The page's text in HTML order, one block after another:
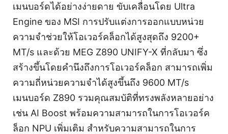
เมนบอร์ดได้อย่างง่ายดาย ขับเคลื่อนโดย Ultra
Engine ของ MSI การปรับแต่งการออกแบบหน่วย
ความจำช่วยให้โอเวอร์คล็อกได้สูงสุดถึง 9200+
MT/s และด้วย MEG Z890 UNIFY-X ที่กลับมา ซึ่ง
สร้างขึ้นโดยคำนึงถึงการโอเวอร์คล็อก สามารถเพิ่ม
ความถี่หน่วยความจำได้สูงขึ้นถึง 9600 MT/s
เมนบอร์ด Z890 รวมคุณสมบัติที่ทรงพลังหลายอย่าง
เช่น AI Boost พร้อมความสามารถในการโอเวอร์ค
ล็อก NPU เพิ่มเติม สำหรับความสามารถในการ